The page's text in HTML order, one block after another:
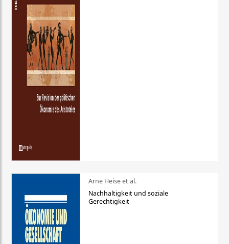
Arne Heise et al.
Nachhaltigkeit und soziale
Gerechtigkeit